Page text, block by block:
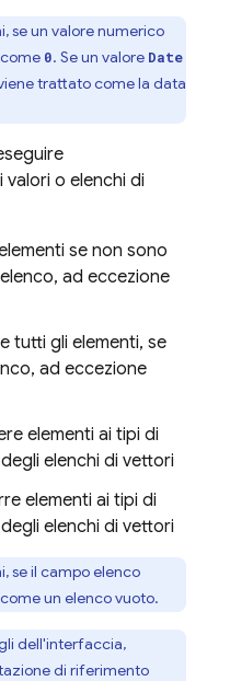
se un valore numerico
0. Se un valore Date
trattato come la data
o elenchi di
se non sono
ad eccezione
tutti gli elementi, se
ad eccezione
elementi ai tipi di
elenchi di vettori
elementi ai tipi di
elenchi di vettori
se il campo elenco
un elenco vuoto.
dell'interfaccia,
di riferimento